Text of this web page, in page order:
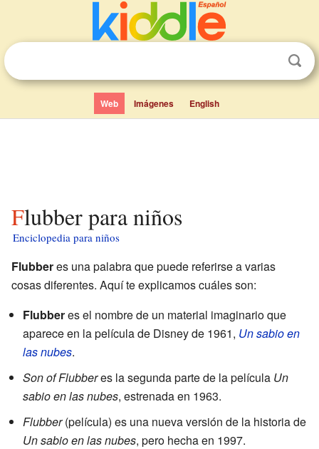
Web Imágenes English
Flubber para niños
Enciclopedia para niños
Flubberes una palabra que puede referirse a varias
cosas diferentes. Aquí te explicamos cuáles son:
Flubberes el nombre de un material imaginario que
aparece en la película de Disney de 1961, Un sabio en
las nubes.
Son of Flubberes la segunda parte de la película Un
sabio en las nubes, estrenada en 1963.
Flubber(película) es una nueva versión de la historia de
Un sabio en las nubes, pero hecha en 1997.